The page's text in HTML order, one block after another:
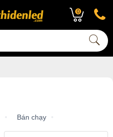
0
Bán chạy